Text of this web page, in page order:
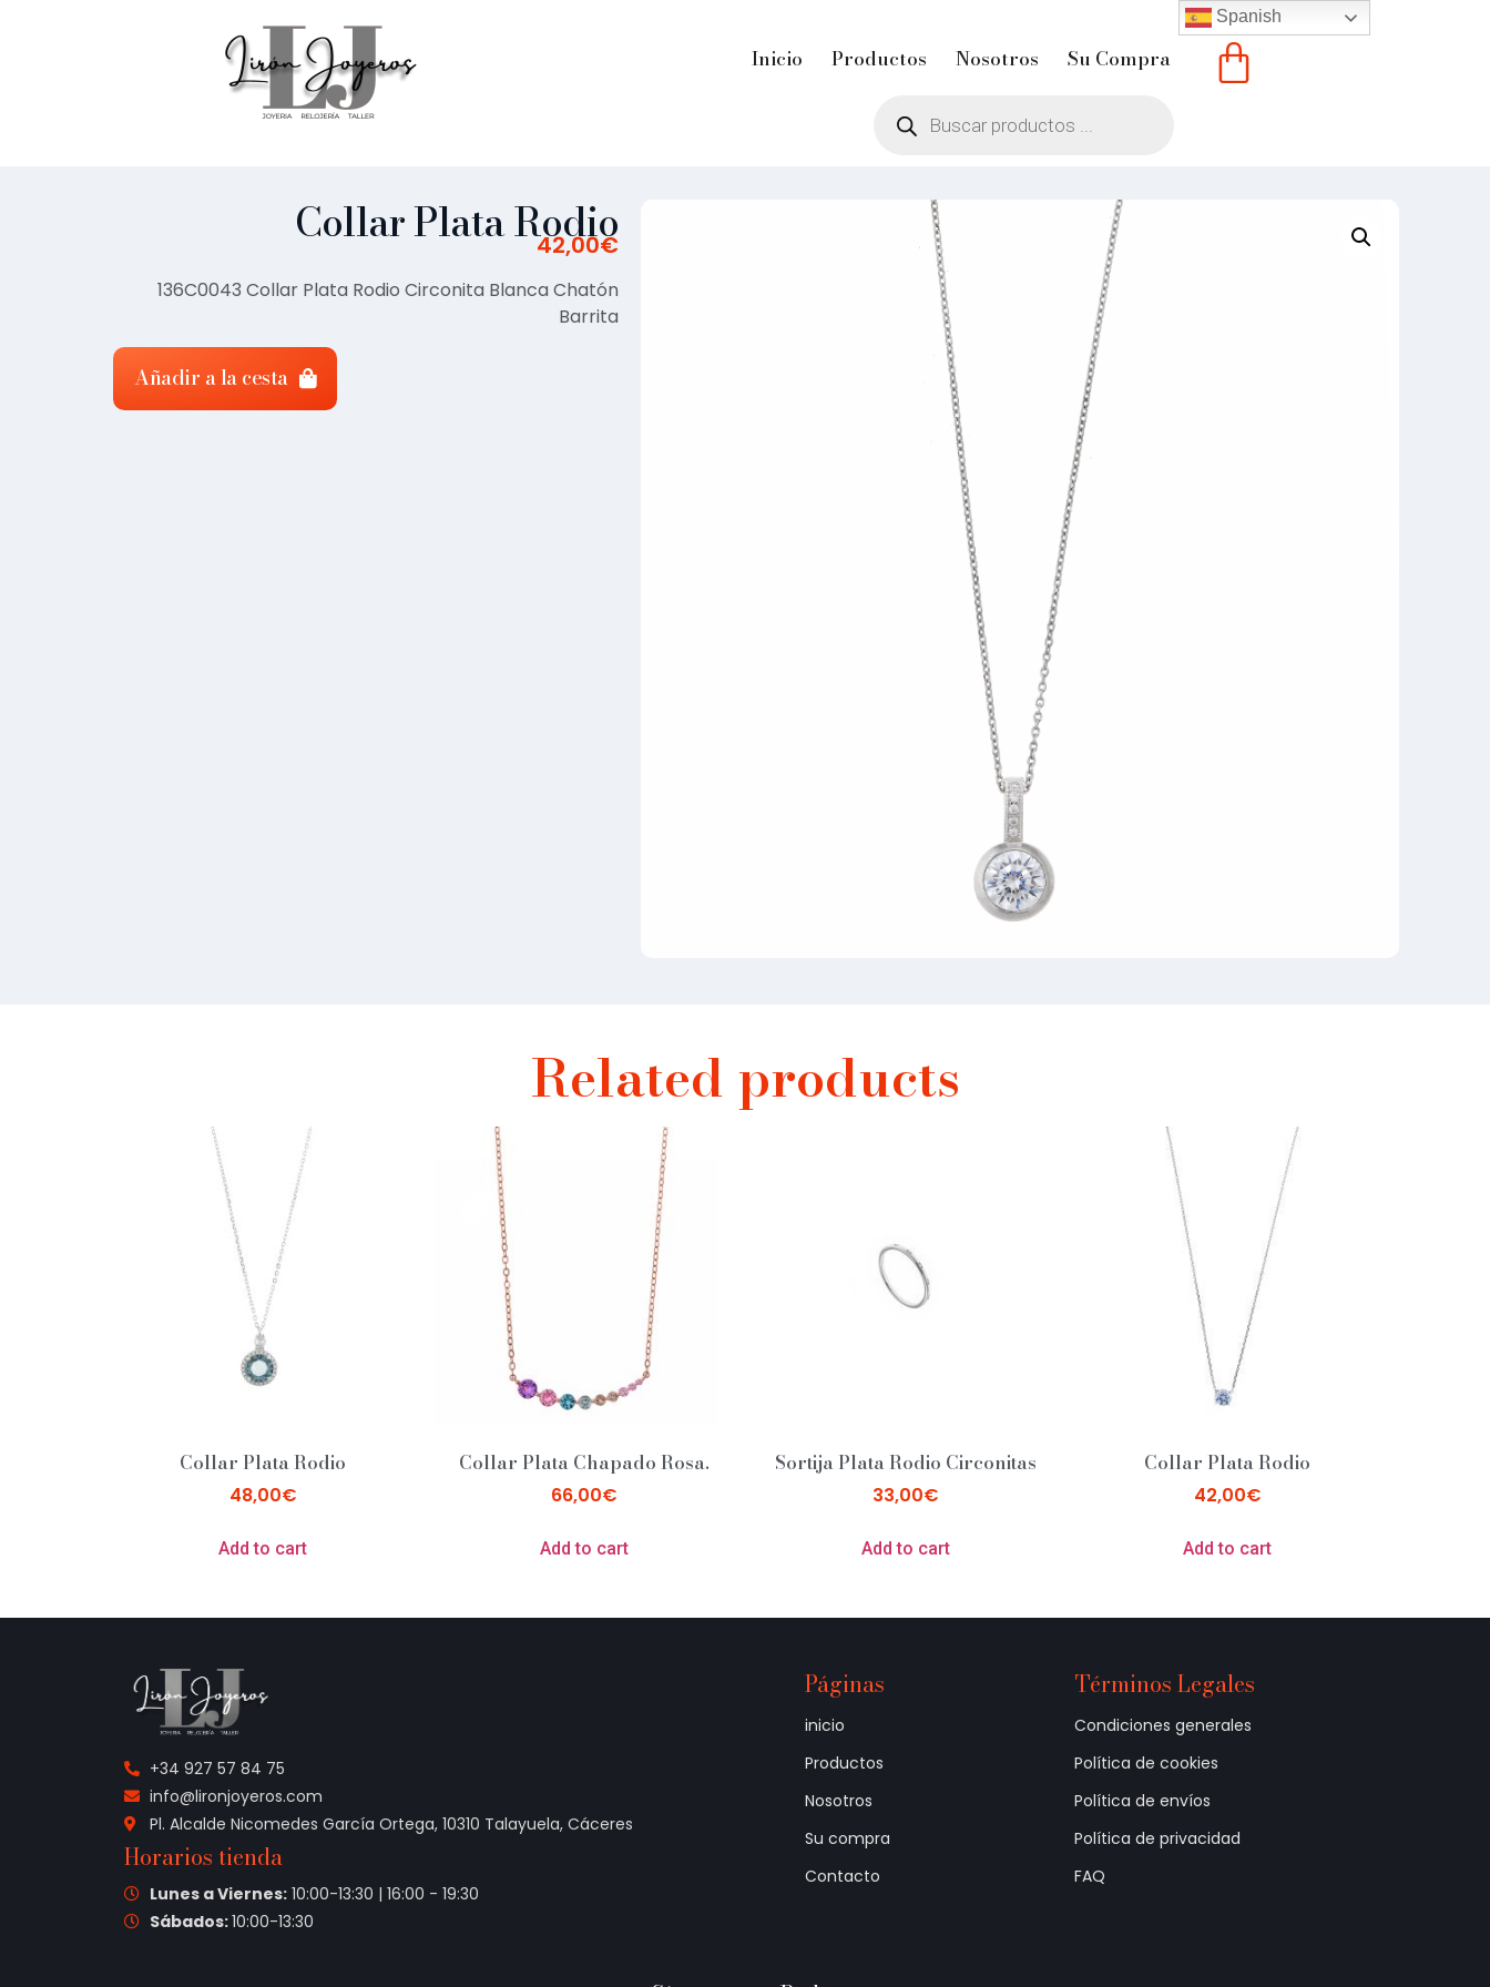
Inicio Productos Nosotros Su Compra
Collar Plata Rodio
42,00€
136C0043 Collar Plata Rodio Circonita Blanca Chatón
Barrita
Añadir a la cesta
Related products
Collar Plata Rodio
48,00€
Add to cart
Collar Plata Chapado Rosa.
66,00€
Add to cart
Sortija Plata Rodio Circonitas
33,00€
Add to cart
Collar Plata Rodio
42,00€
Add to cart
+34 927 57 84 75
info@lironjoyeros.com
Pl. Alcalde Nicomedes García Ortega, 10310 Talayuela, Cáceres
Horarios tienda
Lunes a Viernes:10:00-13:30 | 16:00 - 19:30
Sábados:10:00-13:30
Páginas
inicio
Productos
Nosotros
Su compra
Contacto
Términos Legales
Condiciones generales
Política de cookies
Política de envíos
Política de privacidad
FAQ
Spanish